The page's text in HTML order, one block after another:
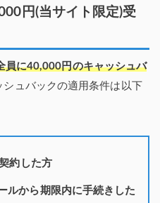
円(当サイト限定)受
員に40,000円のキャッシュバ
ュバックの適用条件は以下
約した方
ルから期限内に手続きした